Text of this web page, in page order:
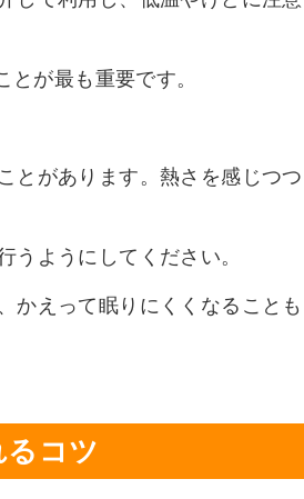
が最も重要です。
とがあります。熱さを感じつつ
うようにしてください。
かえって眠りにくくなること
るコツ